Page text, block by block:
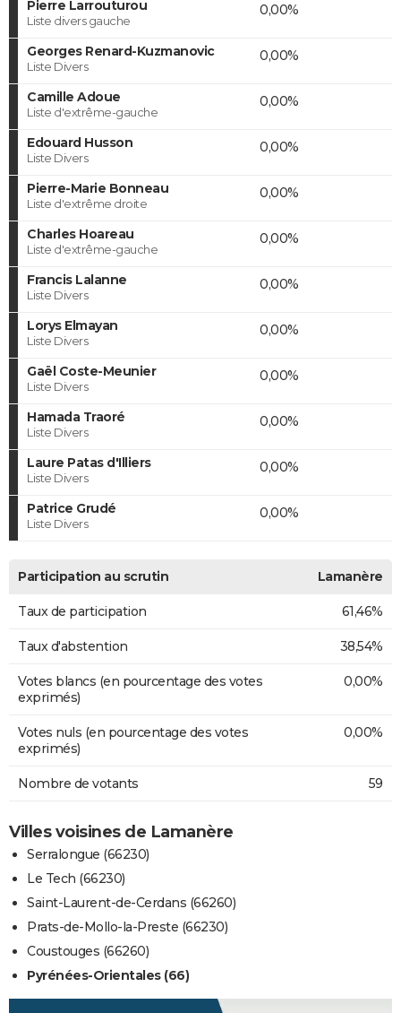
Pierre Larrouturou
Liste divers gauche
0,00%
Georges Renard-Kuzmanovic
Liste Divers
0,00%
Camille Adoue
Liste d'extrême-gauche
0,00%
Edouard Husson
Liste Divers
0,00%
Pierre-Marie Bonneau
Liste d'extrême droite
0,00%
Charles Hoareau
Liste d'extrême-gauche
0,00%
Francis Lalanne
Liste Divers
0,00%
Lorys Elmayan
Liste Divers
0,00%
Gaël Coste-Meunier
Liste Divers
0,00%
Hamada Traoré
Liste Divers
0,00%
Laure Patas d'Illiers
Liste Divers
0,00%
Patrice Grudé
Liste Divers
0,00%
Participation au scrutin Lamanère
Taux de participation 61,46%
Taux d'abstention 38,54%
Votes blancs (en pourcentage des votes
exprimés)
0,00%
Votes nuls (en pourcentage des votes
exprimés)
0,00%
Nombre de votants 59
Villes voisines de Lamanère
Serralongue (66230)
Le Tech (66230)
Saint-Laurent-de-Cerdans (66260)
Prats-de-Mollo-la-Preste (66230)
Coustouges (66260)
Pyrénées-Orientales (66)